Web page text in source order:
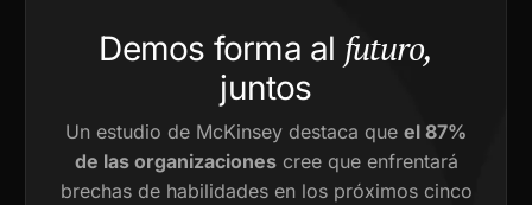
Demos forma al futuro,
juntos
Un estudio de McKinsey destaca que el 87%
de las organizacionescree que enfrentará
brechas de habilidades en los próximos cinco